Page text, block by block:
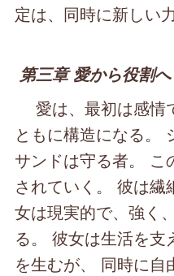
定は、同時に新しい
第三章 愛から役割へ
愛は、最初は感情
ともに構造になる。
サンドは守る者。 こ
されていく。 彼は繊
女は現実的で、強く
る。 彼女は生活を支
を生むが、 同時に